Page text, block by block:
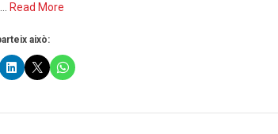
Read More
això: